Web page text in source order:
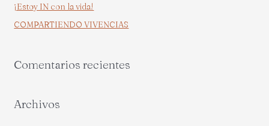
r
:
¡Estoy IN con la vida!
COMPARTIENDO VIVENCIAS
Comentarios recientes
Archivos